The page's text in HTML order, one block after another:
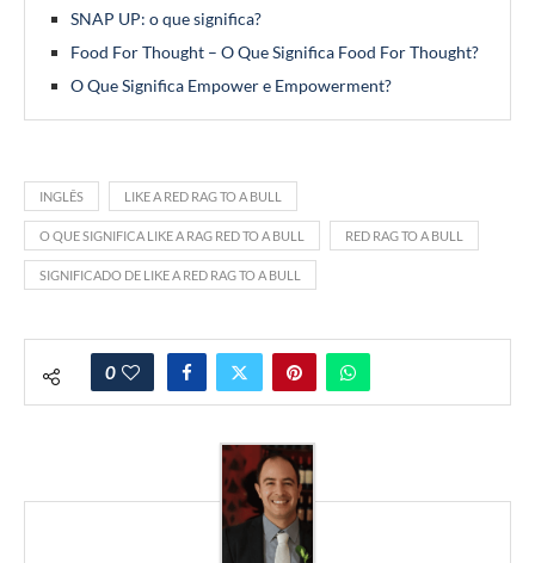
SNAP UP: o que significa?
Food For Thought – O Que Significa Food For Thought?
O Que Significa Empower e Empowerment?
INGLÊS LIKE A RED RAG TO A BULL
O QUE SIGNIFICA LIKE A RAG RED TO A BULL RED RAG TO A BULL
SIGNIFICADO DE LIKE A RED RAG TO A BULL
0